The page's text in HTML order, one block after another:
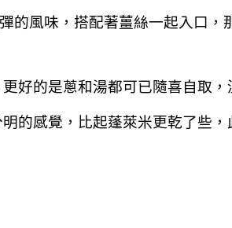
的風味，搭配著薑絲一起入口，
好的是蔥和湯都可已隨喜自取
的感覺，比起蓬萊米更乾了些